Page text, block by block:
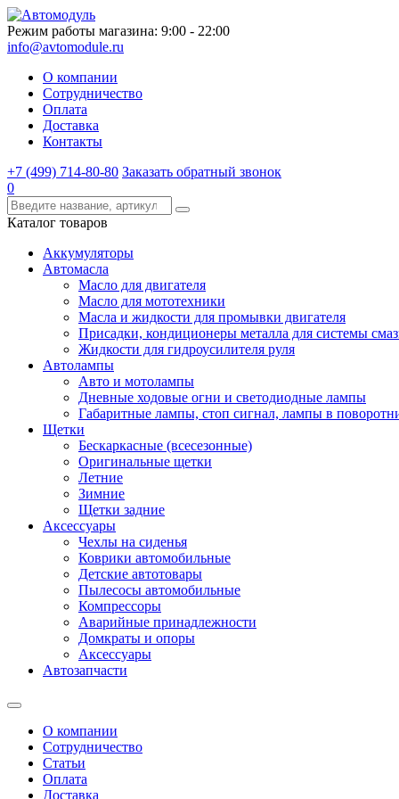
Режим работы магазина: 9:00 - 22:00
info@avtomodule.ru
О компании
Сотрудничество
Оплата
Доставка
Контакты
+7 (499) 714-80-80 Заказать обратный звонок
0
Каталог товаров
Аккумуляторы
Автомасла
Масло для двигателя
Масло для мототехники
Масла и жидкости для промывки двигателя
Присадки, кондиционеры металла для системы
Жидкости для гидроусилителя руля
Автолампы
Авто и мотолампы
Дневные ходовые огни и светодиодные лампы
Габаритные лампы, стоп сигнал, лампы в
Щетки
Бескаркасные (всесезонные)
Оригинальные щетки
Летние
Зимние
Щетки задние
Аксессуары
Чехлы на сиденья
Коврики автомобильные
Детские автотовары
Пылесосы автомобильные
Компрессоры
Аварийные принадлежности
Домкраты и опоры
Аксессуары
Автозапчасти
О компании
Сотрудничество
Статьи
Оплата
Доставка